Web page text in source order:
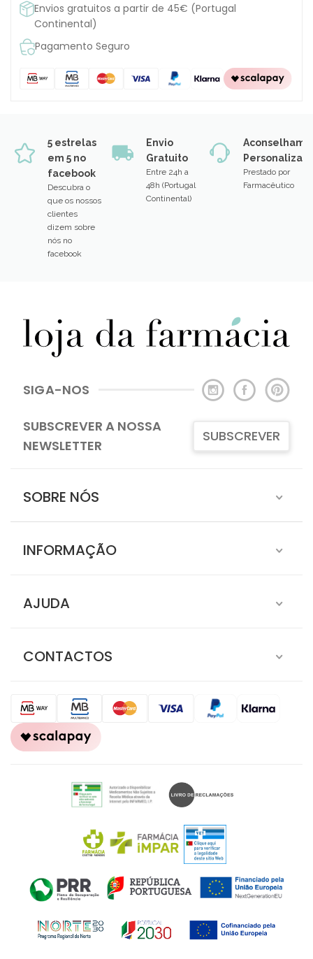
Envios gratuitos a partir de 45€ (Portugal
Continental)
Pagamento Seguro
5 estrelas
em 5 no
facebook
Descubra o
que os nossos
clientes
dizem sobre
nós no
facebook
Envio
Gratuito
Entre 24h a
48h (Portugal
Continental)
Prestado por
Farmacêutico
SIGA-NOS
SUBSCREVER A NOSSA
NEWSLETTER
SUBSCREVER
SOBRE NÓS
INFORMAÇÃO
AJUDA
CONTACTOS